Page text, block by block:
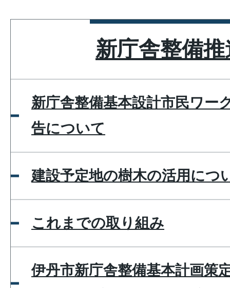
新庁舎整備
新庁舎整備基本設計市民ワー
告について
建設予定地の樹木の活用につ
これまでの取り組み
伊丹市新庁舎整備基本計画策